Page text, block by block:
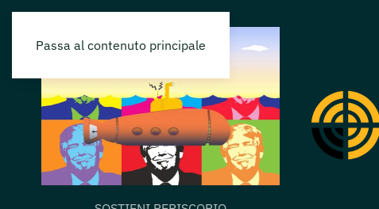
Passa al contenuto principale